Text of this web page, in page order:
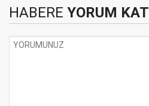
HABERE YORUM KAT